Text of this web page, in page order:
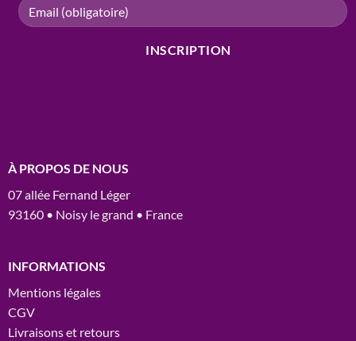
À PROPOS DE NOUS
07 allée Fernand Léger
93160 • Noisy le grand • France
INFORMATIONS
Mentions légales
CGV
Livraisons et retours